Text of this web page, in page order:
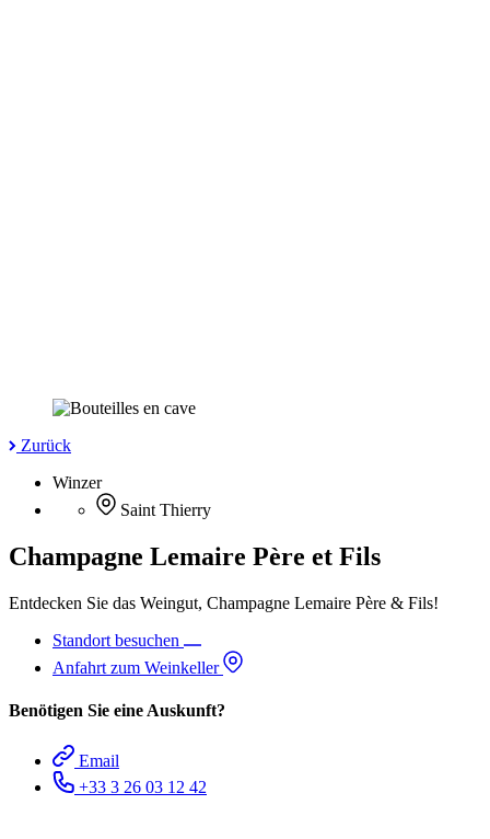
Zurück
Winzer
Saint Thierry
Champagne Lemaire Père et Fils
Entdecken Sie das Weingut, Champagne Lemaire Père & Fils!
Standort besuchen
Anfahrt zum Weinkeller
Benötigen Sie eine Auskunft?
Email
+33 3 26 03 12 42